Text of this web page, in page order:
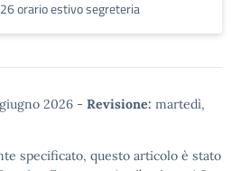
orario estivo segreteria
2026 - Revisione: martedì,
specificato, questo articolo è stato